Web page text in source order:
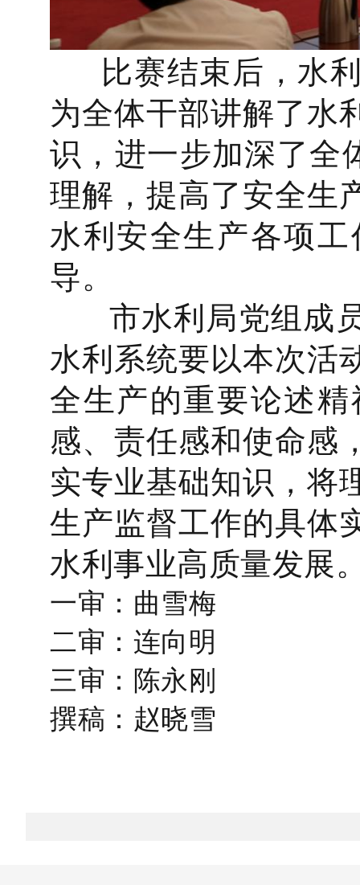
比赛结束后，水利
为全体干部讲解了水
识，进一步加深了全
理解，提高了安全生
水利安全生产各项
导。
市水利局党组成员
水利系统要以本次活
全生产的重要论述
感、责任感和使命感
实专业基础知识，将
生产监督工作的具体
水利事业高质量发展
一审：曲雪梅
二审：连向明
三审：陈永刚
撰稿：赵晓雪